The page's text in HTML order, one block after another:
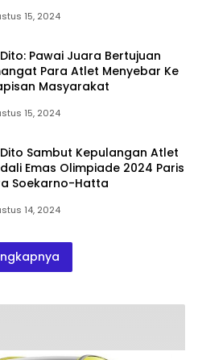
15, 2024
Pawai Juara Bertujuan
Para Atlet Menyebar Ke
Masyarakat
15, 2024
Sambut Kepulangan Atlet
Emas Olimpiade 2024 Paris
Soekarno-Hatta
14, 2024